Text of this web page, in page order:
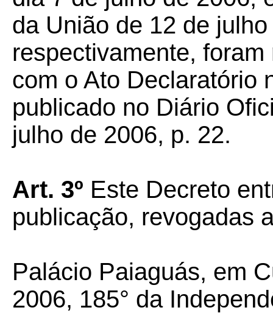
da União de 12 de
respectivamente,
com o Ato Declaratório
publicado no Diário
julho de 2006, p. 22.
Art. 3º Este Decreto
publicação, revogadas
Palácio Paiaguás, em
2006, 185° da